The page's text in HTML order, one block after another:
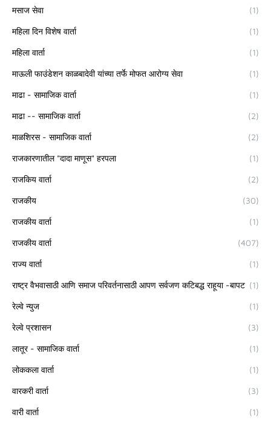
मसाज सेवा (1)
महिला दिन विशेष वार्ता (1)
महिला वार्ता (1)
माऊली फाउंडेशन काळबादेवी यांच्या तर्फे मोफत आरोग्य सेवा (1)
माढा - सामाजिक वार्ता (1)
माढा -- सामाजिक वार्ता (2)
माळशिरस - सामाजिक वार्ता (2)
राजकारणातील "दादा माणूस" हरपला (1)
राजकिय वार्ता (2)
राजकीय (30)
राजकीय वार्ता (1)
राजकीय वार्ता (407)
राज्य वार्ता (1)
राष्ट्र वैभवासाठी आणि समाज परिवर्तनासाठी आपण सर्वजण कटिबद्ध राहूया -बापट (1)
रेल्वे न्युज (1)
रेल्वे प्रशासन (3)
लातूर - सामाजिक वार्ता (1)
लोककला वार्ता (1)
वारकरी वार्ता (3)
वारी वार्ता (1)